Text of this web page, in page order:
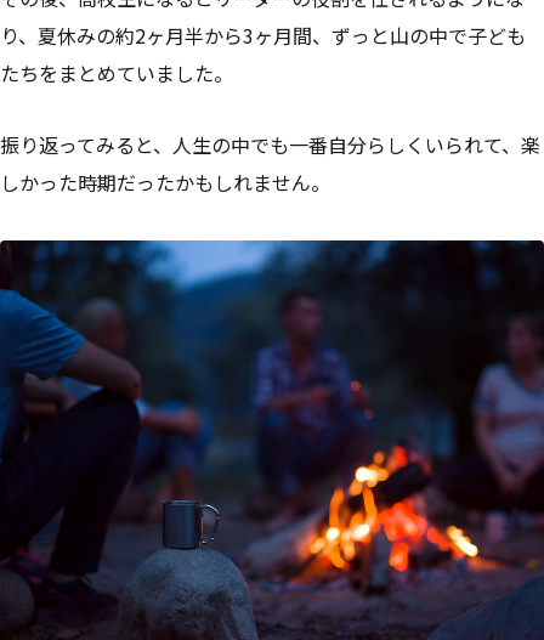
り、夏休みの約2ヶ月半から3ヶ月間、ずっと山の中で子ども
たちをまとめていました。
振り返ってみると、人生の中でも一番自分らしくいられて、楽
しかった時期だったかもしれません。